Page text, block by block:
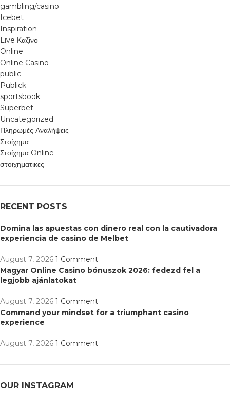
gambling/casino
Icebet
Inspiration
Live Καζίνο
Online
Online Casino
public
Publick
sportsbook
Superbet
Uncategorized
Πληρωμές Αναλήψεις
Στοίχημα
Στοίχημα Online
στοιχηματικες
RECENT POSTS
Domina las apuestas con dinero real con la cautivadora
experiencia de casino de Melbet
August 7, 2026 1 Comment
Magyar Online Casino bónuszok 2026: fedezd fel a
legjobb ajánlatokat
August 7, 2026 1 Comment
Command your mindset for a triumphant casino
experience
August 7, 2026 1 Comment
OUR INSTAGRAM